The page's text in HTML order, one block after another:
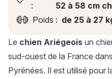
:
52 à 58 cm
Poids : de 25 à 27
Le chien Ariégeois un
sud-ouest de la France
Pyrénées. Il est utilisé pour